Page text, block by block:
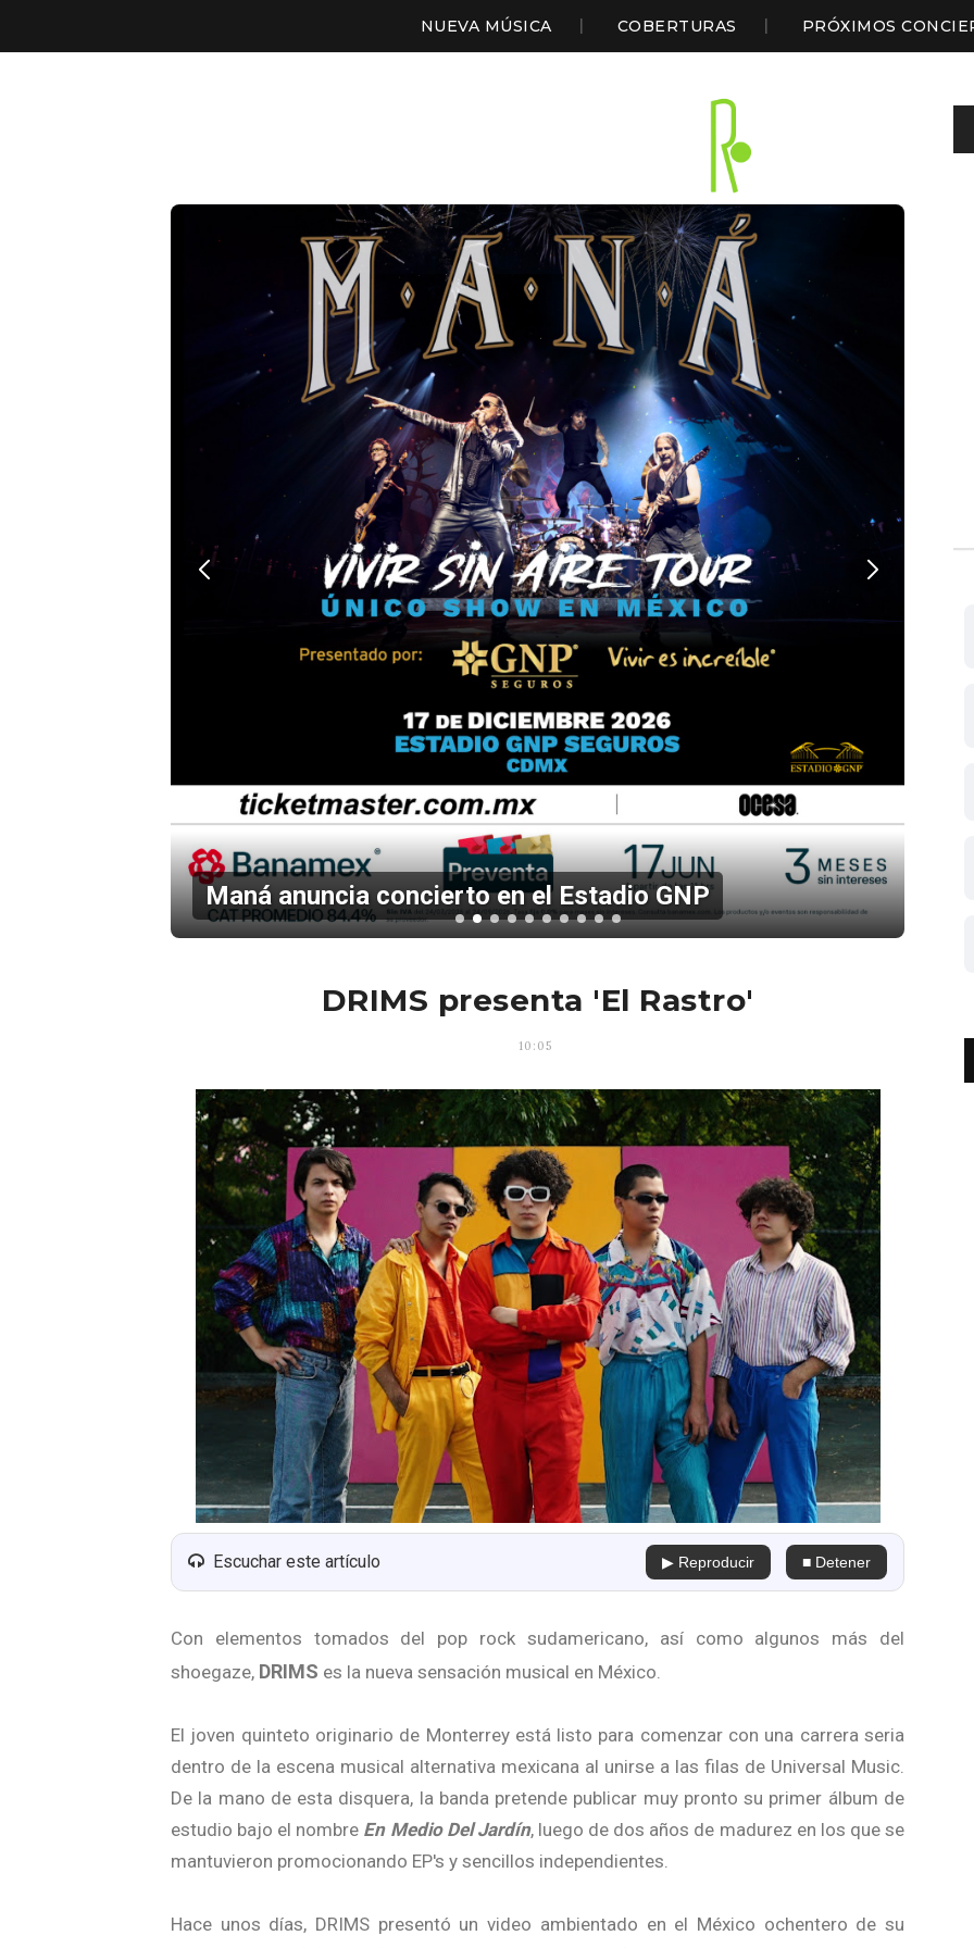
NUEVA MÚSICA COBERTURAS PRÓXIMOS
Listo el cartel de Flow Fest 2026
DRIMS presenta 'El Rastro'
10:05
Escuchar este artículo ▶ Reproducir ■ Detener
Con elementos tomados del pop rock sudamericano, así como algunos más del
shoegaze, DRIMS es la nueva sensación musical en México.
El joven quinteto originario de Monterrey está listo para comenzar con una carrera seria
dentro de la escena musical alternativa mexicana al unirse a las filas de Universal Music.
De la mano de esta disquera, la banda pretende publicar muy pronto su primer álbum de
estudio bajo el nombre En Medio Del Jardín, luego de dos años de madurez en los que se
mantuvieron promocionando EP's y sencillos independientes.
Hace unos días, DRIMS presentó un video ambientado en el México ochentero de su